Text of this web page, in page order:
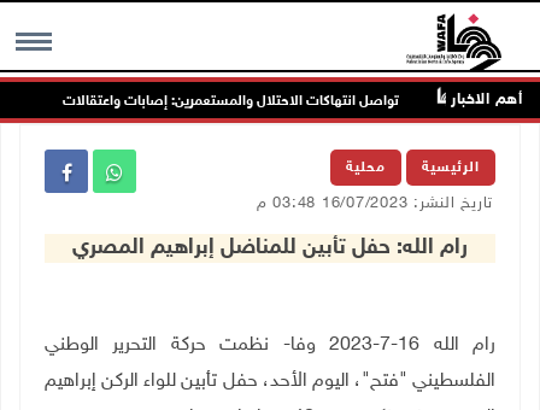
MENU أهم الاخبار تواصل انتهاكات الاحتلال والمستعمرين: إصابات واعتقالات واقتحامات
الرئيسية محلية
تاريخ النشر: 16/07/2023 03:48 م
رام الله: حفل تأبين للمناضل إبراهيم المصري
رام الله 16-7-2023 وفا- نظمت حركة التحرير الوطني
الفلسطيني "فتح"، اليوم الأحد، حفل تأبين للواء الركن إبراهيم